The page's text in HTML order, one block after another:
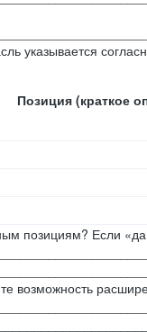
указывается
Позиция (краткое
позициям? Если
возможность